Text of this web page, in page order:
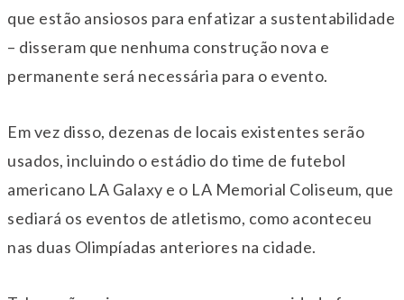
que estão ansiosos para enfatizar a sustentabilidade
– disseram que nenhuma construção nova e
permanente será necessária para o evento.
Em vez disso, dezenas de locais existentes serão
usados, incluindo o estádio do time de futebol
americano LA Galaxy e o LA Memorial Coliseum, que
sediará os eventos de atletismo, como aconteceu
nas duas Olimpíadas anteriores na cidade.